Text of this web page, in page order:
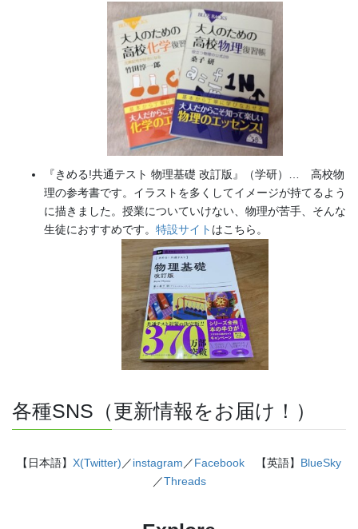
『きめる!共通テスト 物理基礎 改訂版』（学研）… 高校物
理の参考書です。イラストを多くしてイメージが持てるよう
に描きました。授業についていけない、物理が苦手、そんな
生徒におすすめです。 特設サイト はこちら。
各種SNS（更新情報をお届け！）
【日本語】 X(Twitter) ／instagram ／Facebook 【英語】 BlueSky
／Threads